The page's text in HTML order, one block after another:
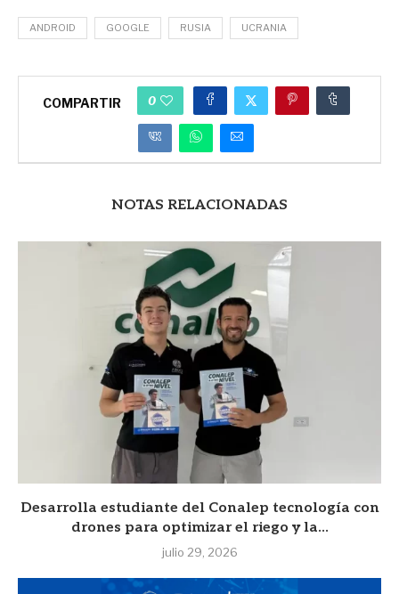
ANDROID GOOGLE RUSIA UCRANIA
COMPARTIR 0
NOTAS RELACIONADAS
Desarrolla estudiante del Conalep tecnología con
drones para optimizar el riego y la...
julio 29, 2026